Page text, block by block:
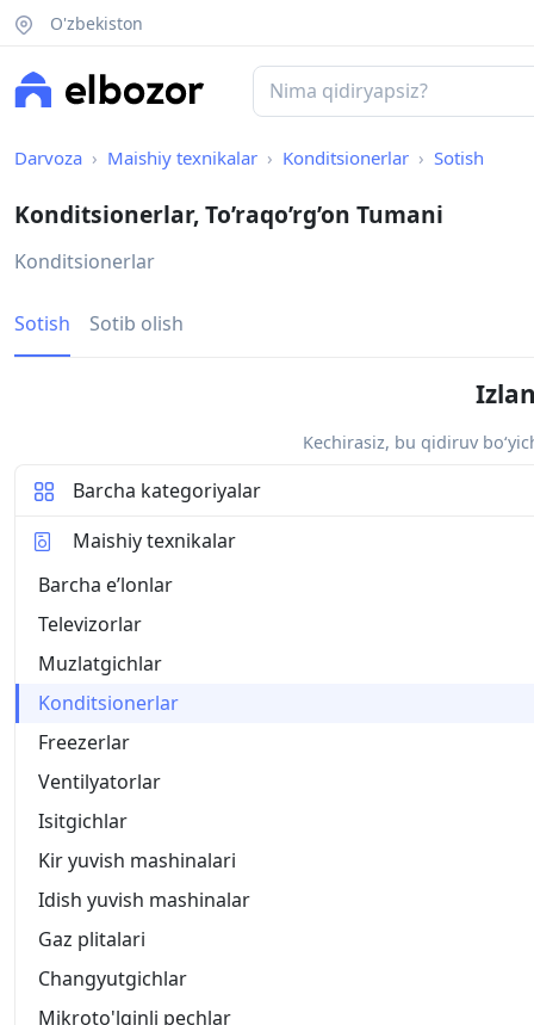
O'zbekiston
Darvoza Maishiy texnikalar Konditsionerlar Sotish
Konditsionerlar, To’raqo’rg’on Tumani
Konditsionerlar
Sotish Sotib olish
Kechirasiz, bu qidiruv
Barcha kategoriyalar
Maishiy texnikalar
Barcha eʼlonlar
Televizorlar
Muzlatgichlar
Konditsionerlar
Freezerlar
Ventilyatorlar
Isitgichlar
Kir yuvish mashinalari
Idish yuvish mashinalar
Gaz plitalari
Changyutgichlar
Mikroto'lqinli pechlar